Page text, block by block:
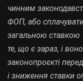
чинним
ФОП, або
загальною ставкою
те, що є зараз, і
законопроєкті
і зниження ставки